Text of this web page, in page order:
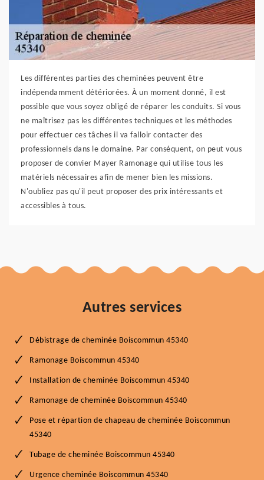
Les différentes parties des cheminées peuvent être
indépendamment détériorées. À un moment donné, il est
possible que vous soyez obligé de réparer les conduits. Si vous
ne maîtrisez pas les différentes techniques et les méthodes
pour effectuer ces tâches il va falloir contacter des
professionnels dans le domaine. Par conséquent, on peut vous
proposer de convier Mayer Ramonage qui utilise tous les
matériels nécessaires afin de mener bien les missions.
N'oubliez pas qu'il peut proposer des prix intéressants et
accessibles à tous.
Autres services
Débistrage de cheminée Boiscommun 45340
Ramonage Boiscommun 45340
Installation de cheminée Boiscommun 45340
Ramonage de cheminée Boiscommun 45340
Pose et répartion de chapeau de cheminée Boiscommun
45340
Tubage de cheminée Boiscommun 45340
Urgence cheminée Boiscommun 45340